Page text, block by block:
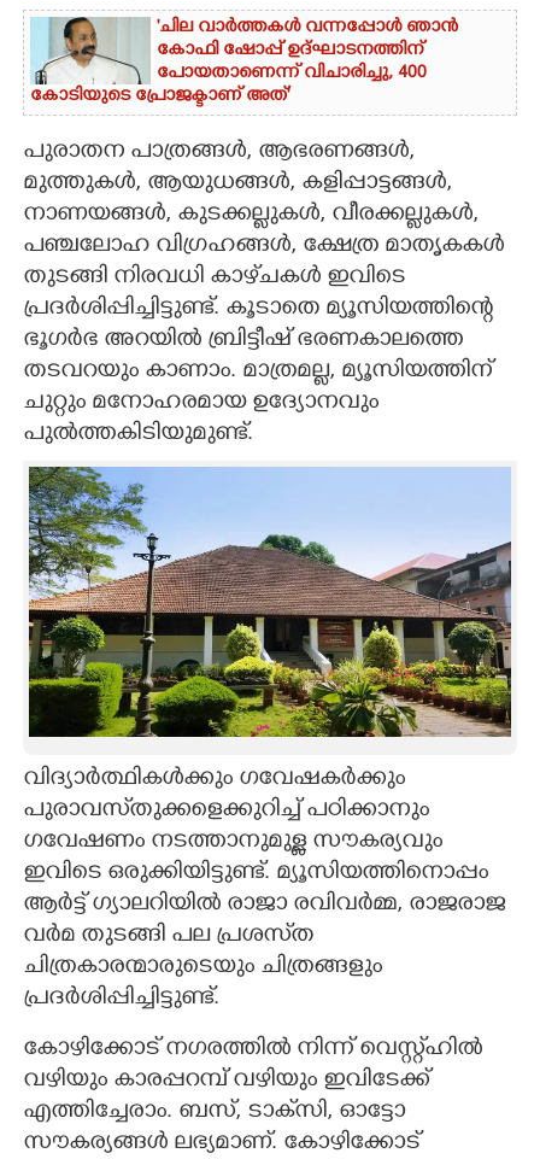
'ചില വാർത്തകൾ വന്നപ്പോൾ ഞാൻ
കോഫി ഷോപ്പ് ഉദ്ഘാടനത്തിന്
പോയതാണെന്ന് വിചാരിച്ചു, 400
കോടിയുടെ പ്രോജക്ടാണ് അത്'
പുരാതന പാത്രങ്ങൾ, ആഭരണങ്ങൾ,
മുത്തുകൾ, ആയുധങ്ങൾ, കളിപ്പാട്ടങ്ങൾ,
നാണയങ്ങൾ, കുടക്കല്ലുകൾ, വീരക്കല്ലുകൾ,
പഞ്ചലോഹ വിഗ്രഹങ്ങൾ, ക്ഷേത്ര മാതൃകകൾ
തുടങ്ങി നിരവധി കാഴ്‌ചകൾ ഇവിടെ
പ്രദർശിപ്പിച്ചിട്ടുണ്ട്. കൂടാതെ മ്യൂസിയത്തിന്റെ
ഭൂഗർഭ അറയിൽ ബ്രിട്ടീഷ് ഭരണകാലത്തെ
തടവറയും കാണാം. മാത്രമല്ല, മ്യൂസിയത്തിന്
ചുറ്റും മനോഹരമായ ഉദ്യോനവും
പുൽത്തകിടിയുമുണ്ട്.
വിദ്യാർത്ഥികൾക്കും ഗവേഷകർക്കും
പുരാവസ്‌തുക്കളെക്കുറിച്ച് പഠിക്കാനും
ഗവേഷണം നടത്താനുമുള്ള സൗകര്യവും
ഇവിടെ ഒരുക്കിയിട്ടുണ്ട്. മ്യൂസിയത്തിനൊപ്പം
ആർട്ട് ഗ്യാലറിയിൽ രാജാ രവിവർമ്മ, രാജരാജ
വർമ തുടങ്ങി പല പ്രശസ്‌ത
ചിത്രകാരന്മാരുടെയും ചിത്രങ്ങളും
പ്രദർശിപ്പിച്ചിട്ടുണ്ട്.
കോഴിക്കോട് നഗരത്തിൽ നിന്ന് വെസ്റ്റ്‌ഹിൽ
വഴിയും കാരപ്പറമ്പ് വഴിയും ഇവിടേക്ക്
എത്തിച്ചേരാം. ബസ്, ടാക്‌സി, ഓട്ടോ
സൗകര്യങ്ങൾ ലഭ്യമാണ്. കോഴിക്കോട്